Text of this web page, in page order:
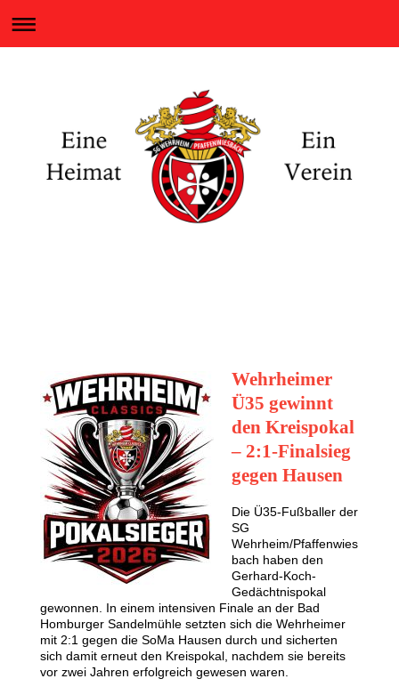
Wehrheimer
Ü35 gewinnt
den Kreispokal
– 2:1-Finalsieg
gegen Hausen
Die Ü35-Fußballer der
SG
Wehrheim/Pfaffenwies
bach haben den
Gerhard-Koch-
Gedächtnispokal
gewonnen. In einem intensiven Finale an der Bad
Homburger Sandelmühle setzten sich die Wehrheimer
mit 2:1 gegen die SoMa Hausen durch und sicherten
sich damit erneut den Kreispokal, nachdem sie bereits
vor zwei Jahren erfolgreich gewesen waren.